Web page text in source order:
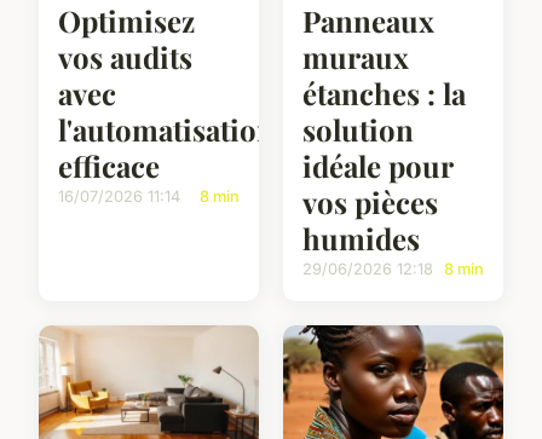
Optimisez
vos audits
avec
l'automatisation
efficace
16/07/2026 11:14 8 min
Panneaux
muraux
étanches : la
solution
idéale pour
vos pièces
humides
29/06/2026 12:18 8 min